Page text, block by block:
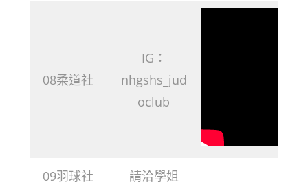
08柔道社
IG：
nhgshs_jud
oclub
09羽球社 請洽學姐